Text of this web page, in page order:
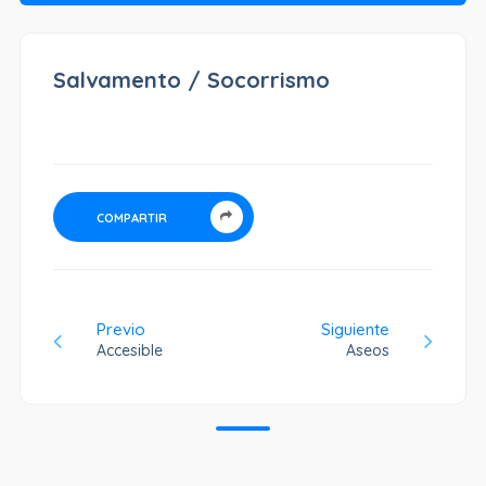
Salvamento / Socorrismo
COMPARTIR
Siguiente
Aseos
Previo
Accesible